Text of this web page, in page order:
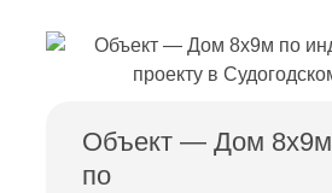
Объект — Дом 8х9м
по